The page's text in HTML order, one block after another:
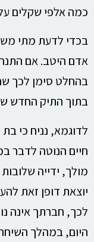
כמה אלפי שקלים
בכדי לדעת מתי
אדם היטב. אם
בהחלט סימן לכך
בתוך התיק החדש
לדוגמא, נניח כי
חיים הנוטה לדבר
מולך, ידייה
יוצאת דופן זאת
לכך, חברתך אינה
היום, במהלך